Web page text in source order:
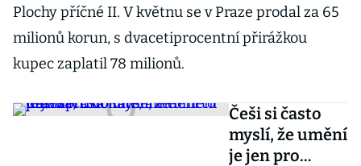
Plochy příčné II. V květnu se v Praze prodal za 65
milionů korun, s dvacetiprocentní přirážkou
kupec zaplatil 78 milionů.
Češi si často
myslí, že umění
je jen pro